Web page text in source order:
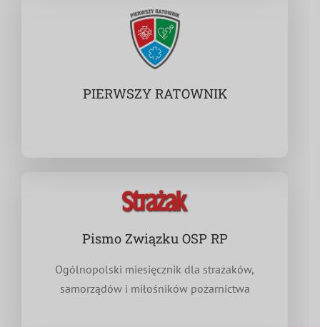
PIERWSZY RATOWNIK
Pismo Związku OSP RP
Ogólnopolski miesięcznik dla strażaków,
samorządów i miłośników pożarnictwa